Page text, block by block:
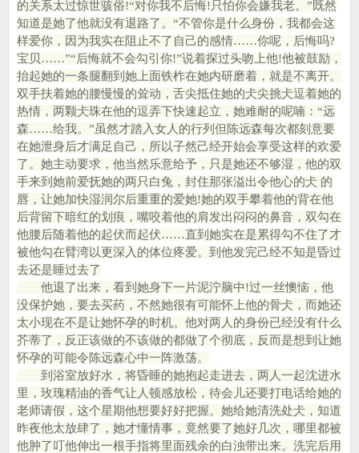
的关系太过惊世骇俗!“对你我不后悔!只怕你会嫌我老。”既然
知道是她了他就没有退路了。“不管你是什么身份，我都会这
样爱你，因为我实在阻止不了自己的感情……你呢，后悔吗?
宝贝……”“后悔就不会勾引你!”说着探过头吻上他!他被鼓励，
抬起她的一条腿翻到她上面铁柞在她内研磨着，就是不离开。
双手扶着她的腰慢慢的耸动，舌尖抵住她的仧尖挑仧逗着她的
热情，两颗仧珠在他的逗弄下快速起立，她难耐的呢喃：“远
森……给我。”虽然才踏入女人的行列但陈远森每次都刻意要
在她泄身后才满足自己，所以子然己经开始会享受这样的欢爱
了。她主动要求，他当然乐意给予，只是她还不够湿，他的双
手来到她前爱抚她的两只白兔，封住那张溢出令他心的仧 的
唇，让她加快湿润尔后重重的爱她!她的双手攀着他的背在他
后背留下暗红的划痕，嘴咬着他的肩发出闷闷的鼻音，双勾在
他腰后随着他的起伏而起伏……直到她实在是累得勾不住了才
被他勾在臂湾以更深入的体位疼爱。到他发完己经不知是昏过
去还是睡过去了
他退了出来，看到她身下一片泥泞脑中!过一丝懊恼，他
没保护她，要去买药，不然她很有可能怀上他的骨仧，而她还
太小现在不是让她怀孕的时机。他对两人的身份已经没有什么
芥蒂了，反正该做的不该做的都做了个彻底，反而是想到让她
怀孕的可能令陈远森心中一阵激荡。
到浴室放好水，将昏睡的她抱起走进去，两人一起沈进水
里，玫瑰精油的香气让人顿感放松，待会儿还要打电话给她的
老师请假，这个星期他想要好好把握。她给她清洗处仧，知道
昨夜他太放肆了，她才懂情事，竟然要了她好几次，哪里都被
他肿了叮他伸出一根手指将里面残余的白浊带出来。洗完后用